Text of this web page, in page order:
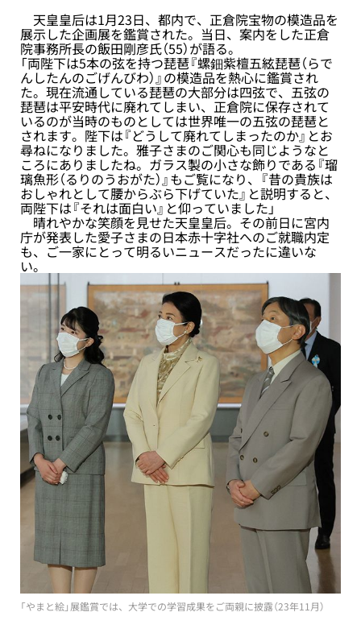
天皇皇后は1月23日、都内で、正倉院宝物の模造品を
展示した企画展を鑑賞された。当日、案内をした正倉
院事務所長の飯田剛彦氏（55）が語る。
「両陛下は5本の弦を持つ琵琶『螺鈿紫檀五絃琵琶（らで
んしたんのごげんびわ）』の模造品を熱心に鑑賞され
た。現在流通している琵琶の大部分は四弦で、五弦の
琵琶は平安時代に廃れてしまい、正倉院に保存されて
いるのが当時のものとしては世界唯一の五弦の琵琶と
されます。陛下は『どうして廃れてしまったのか』とお
尋ねになりました。雅子さまのご関心も同じようなと
ころにありましたね。ガラス製の小さな飾りである『瑠
璃魚形（るりのうおがた）』もご覧になり、『昔の貴族は
おしゃれとして腰からぶら下げていた』と説明すると、
両陛下は『それは面白い』と仰っていました」
晴れやかな笑顔を見せた天皇皇后。その前日に宮内
庁が発表した愛子さまの日本赤十字社へのご就職内定
も、ご一家にとって明るいニュースだったに違いな
い。
「やまと絵」展鑑賞では、大学での学習成果をご両親に披露（23年11月）